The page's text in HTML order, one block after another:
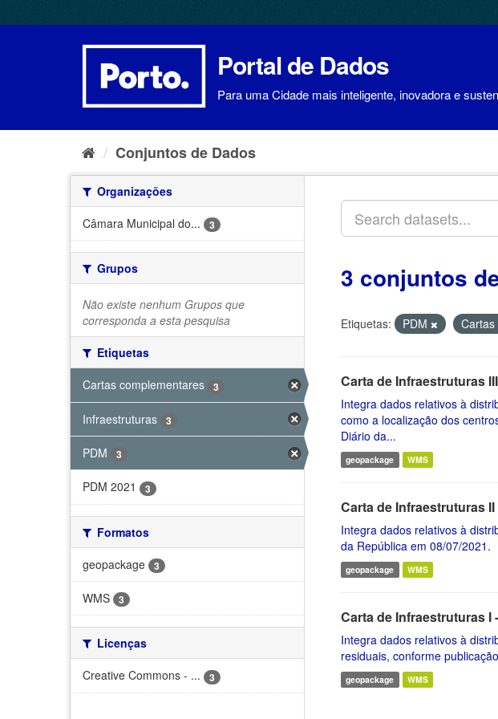
para
Portal de Dados
Para uma Cidade mais inteligente, inovadora e
Conjuntos de Dados
Organizações
Câmara Municipal do...
3
Grupos
Não existe nenhum Grupos que
corresponda a esta pesquisa
Etiquetas
Cartas complementares
3
Infraestruturas 3
PDM 3
PDM 2021 3
Formatos
geopackage
3
WMS 3
Licenças
Creative Commons - ...
3
3 conjuntos
Etiquetas: PDM
Carta de Infraestruturas
Integra dados relativos à
como a localização dos
Diário da...
geopackage WMS
Carta de Infraestruturas
Integra dados relativos à
da República em 08/07/2021.
geopackage WMS
Carta de Infraestruturas I
Integra dados relativos à
residuais, conforme
geopackage WMS